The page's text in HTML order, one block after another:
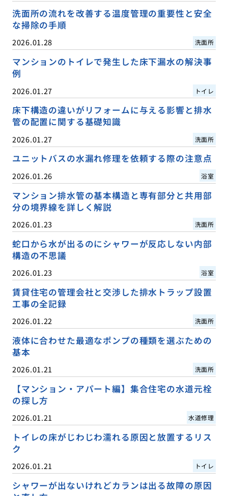
洗面所の流れを改善する温度管理の重要性と安全
な掃除の手順
2026.01.28 洗面所
マンションのトイレで発生した床下漏水の解決事
例
2026.01.27 トイレ
床下構造の違いがリフォームに与える影響と排水
管の配置に関する基礎知識
2026.01.27 洗面所
ユニットバスの水漏れ修理を依頼する際の注意点
2026.01.26 浴室
マンション排水管の基本構造と専有部分と共用部
分の境界線を詳しく解説
2026.01.23 洗面所
蛇口から水が出るのにシャワーが反応しない内部
構造の不思議
2026.01.23 浴室
賃貸住宅の管理会社と交渉した排水トラップ設置
工事の全記録
2026.01.22 洗面所
液体に合わせた最適なポンプの種類を選ぶための
基本
2026.01.21 洗面所
【マンション・アパート編】集合住宅の水道元栓
の探し方
2026.01.21 水道修理
トイレの床がじわじわ濡れる原因と放置するリス
ク
2026.01.21 トイレ
シャワーが出ないけれどカランは出る故障の原因